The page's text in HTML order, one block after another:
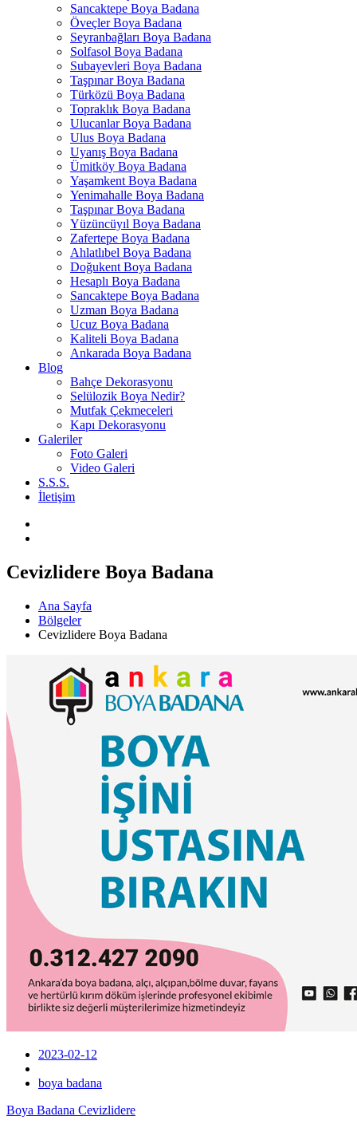
Sancaktepe Boya Badana
Öveçler Boya Badana
Seyranbağları Boya Badana
Solfasol Boya Badana
Subayevleri Boya Badana
Taşpınar Boya Badana
Türközü Boya Badana
Topraklık Boya Badana
Ulucanlar Boya Badana
Ulus Boya Badana
Uyanış Boya Badana
Ümitköy Boya Badana
Yaşamkent Boya Badana
Yenimahalle Boya Badana
Taşpınar Boya Badana
Yüzüncüyıl Boya Badana
Zafertepe Boya Badana
Ahlatlıbel Boya Badana
Doğukent Boya Badana
Hesaplı Boya Badana
Sancaktepe Boya Badana
Uzman Boya Badana
Ucuz Boya Badana
Kaliteli Boya Badana
Ankarada Boya Badana
Blog
Bahçe Dekorasyonu
Selülozik Boya Nedir?
Mutfak Çekmeceleri
Kapı Dekorasyonu
Galeriler
Foto Galeri
Video Galeri
S.S.S.
İletişim
Cevizlidere Boya Badana
Ana Sayfa
Bölgeler
Cevizlidere Boya Badana
2023-02-12
boya badana
Boya Badana Cevizlidere